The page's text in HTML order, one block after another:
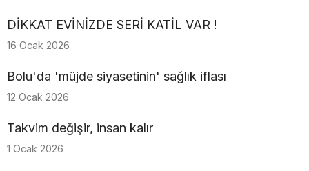
DİKKAT EVİNİZDE SERİ KATİL VAR !
16 Ocak 2026
Bolu'da 'müjde siyasetinin' sağlık iflası
12 Ocak 2026
Takvim değişir, insan kalır
1 Ocak 2026